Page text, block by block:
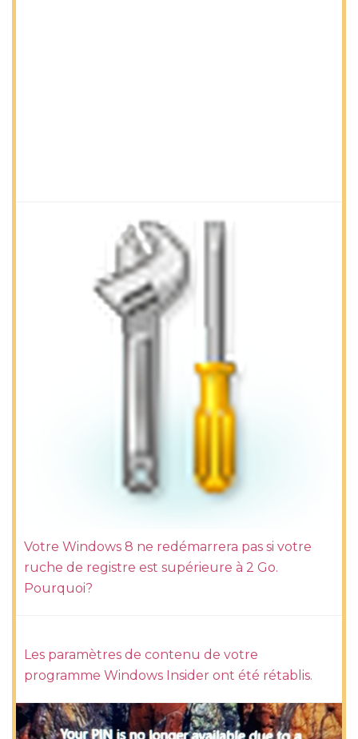
Votre Windows 8 ne redémarrera pas si votre
ruche de registre est supérieure à 2 Go.
Pourquoi?
Les paramètres de contenu de votre
programme Windows Insider ont été rétablis.